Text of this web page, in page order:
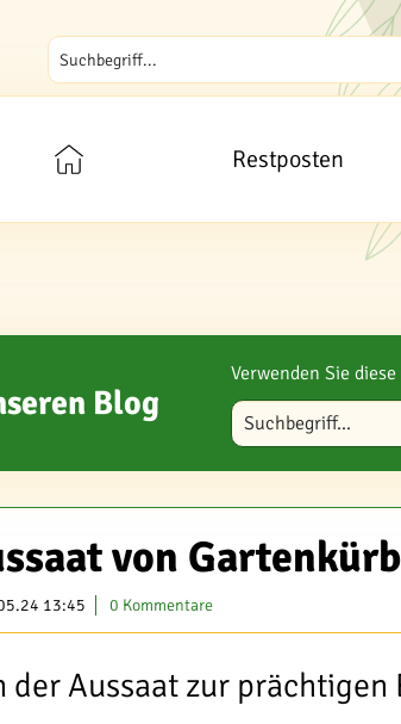
Restposten
Blog
Verwenden Sie
Blog durchsuchen
von
13:45 0 Kommentare
der Aussaat zur prächtigen